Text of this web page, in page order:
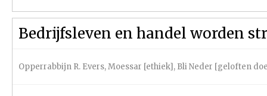
Bedrijfsleven en handel worden
Opperrabbijn R. Evers,Moessar [ethiek], Bli Neder [geloften